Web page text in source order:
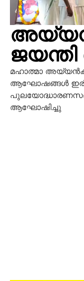
മഹാത്മാ
ആഘോഷങ്ങള്‍
ആഘോഷിച്ചു